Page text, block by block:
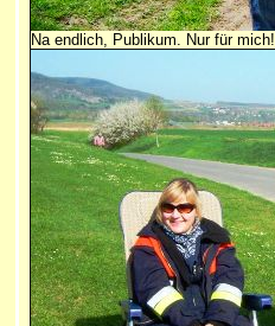
Na endlich, Publikum. Nur für mich!